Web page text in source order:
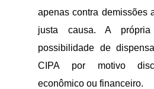
apenas contra demissões
justa causa. A
possibilidade de
CIPA por motivo
econômico ou financeiro.